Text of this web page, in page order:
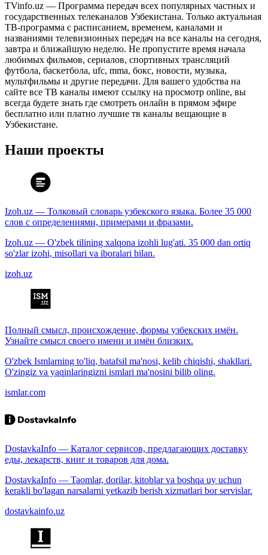
TVinfo.uz — Программа передач всех популярных частных и
государственных телеканалов Узбекистана. Только актуальная
ТВ-программа с расписанием, временем, каналами и
названиями телевизионных передач на все каналы на сегодня,
завтра и ближайшую неделю. Не пропустите время начала
любимых фильмов, сериалов, спортивных трансляций
футбола, баскетбола, ufc, mma, бокс, новости, музыка,
мультфильмы и другие передачи. Для вашего удобства на
сайте все ТВ каналы имеют ссылку на просмотр online, вы
всегда будете знать где смотреть онлайн в прямом эфире
бесплатно или платно лучшие тв каналы вещающие в
Узбекистане.
Наши проекты
Izoh.uz — Толковый словарь узбекского языка. Более 35 000
слов с определениями, примерами и фразами.
Izoh.uz — O'zbek tilining xalqona izohli lug'ati. 35 000 dan ortiq
so'zlar izohi, misollari va iboralari bilan.
izoh.uz
Полный смысл, происхождение, формы узбекских имён.
Узнайте смысл своего имени и имён близких.
O'zbek Ismlarning to'liq, batafsil ma'nosi, kelib chiqishi, shakllari.
O'zingiz va yaqinlaringizni ismlari ma'nosini bilib oling.
ismlar.com
DostavkaInfo — Каталог сервисов, предлагающих доставку
еды, лекарств, книг и товаров для дома.
DostavkaInfo — Taomlar, dorilar, kitoblar va boshqa uy uchun
kerakli bo'lagan narsalarni yetkazib berish xizmatlari bor servislar.
dostavkainfo.uz